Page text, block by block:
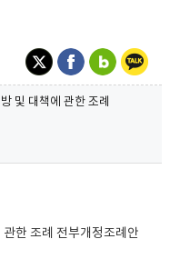
및 대책에 관한 조례
한 조례 전부개정조례안